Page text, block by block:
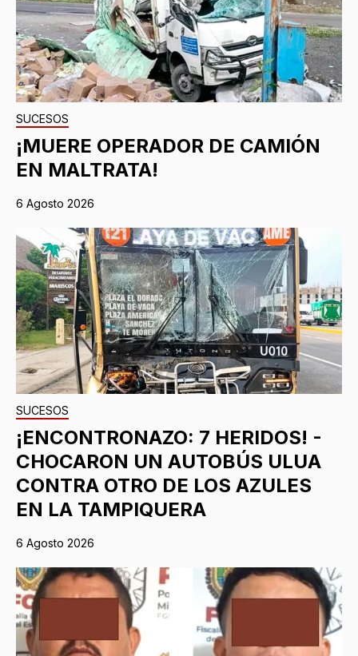
SUCESOS
¡MUERE OPERADOR DE CAMIÓN
EN MALTRATA!
6 Agosto 2026
SUCESOS
¡ENCONTRONAZO: 7 HERIDOS! -
CHOCARON UN AUTOBÚS ULUA
CONTRA OTRO DE LOS AZULES
EN LA TAMPIQUERA
6 Agosto 2026